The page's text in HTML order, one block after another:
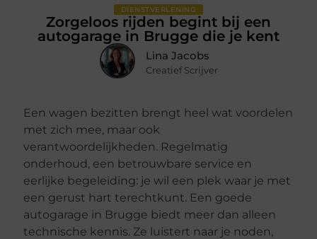
DIENSTVERLENING
Zorgeloos rijden begint bij een
autogarage in Brugge die je kent
Lina Jacobs
Creatief Scrijver
Een wagen bezitten brengt heel wat voordelen
met zich mee, maar ook
verantwoordelijkheden. Regelmatig
onderhoud, een betrouwbare service en
eerlijke begeleiding: je wil een plek waar je met
een gerust hart terechtkunt. Een goede
autogarage in Brugge biedt meer dan alleen
technische kennis. Ze luistert naar je noden,